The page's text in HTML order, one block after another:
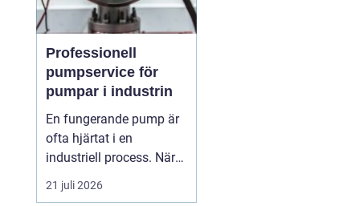
Professionell
pumpservice för
pumpar i industrin
En fungerande pump är
ofta hjärtat i en
industriell process. När
pumpen stannar, stannar
produktionen. Därför
21 juli 2026